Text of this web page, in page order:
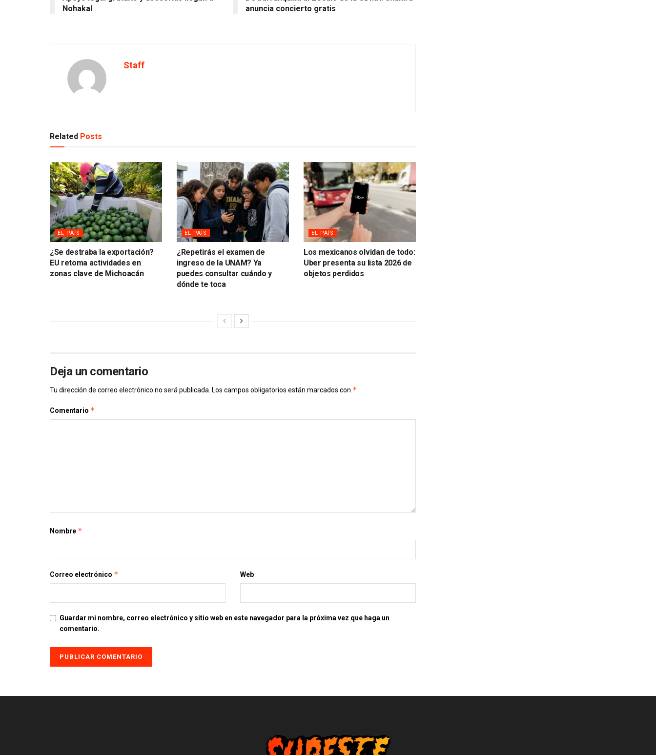
Nohakal
anuncia concierto gratis
Staff
Related Posts
EL PAÍS
¿Se destraba la exportación?
EU retoma actividades en
zonas clave de Michoacán
EL PAÍS
¿Repetirás el examen de
ingreso de la UNAM? Ya
puedes consultar cuándo y
dónde te toca
EL PAÍS
Los mexicanos olvidan de todo:
Uber presenta su lista 2026 de
objetos perdidos
Deja un comentario
Tu dirección de correo electrónico no será publicada. Los campos obligatorios están marcados con *
Comentario *
Nombre *
Correo electrónico * Web
Guardar mi nombre, correo electrónico y sitio web en este navegador para la próxima vez que haga un
comentario.